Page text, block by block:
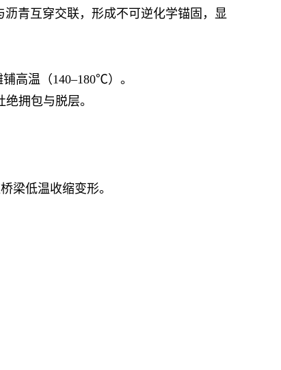
青互穿交联，形成不可逆化学锚固，显
高温（140–180℃）。
拥包与脱层。
梁低温收缩变形。